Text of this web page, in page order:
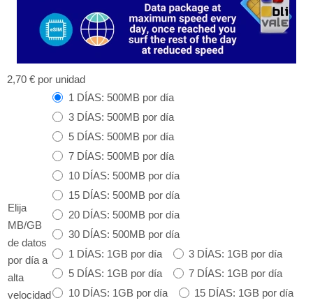
2,70 € por unidad
Elija
MB/GB
de datos
por día a
alta
velocidad
1 DÍAS: 500MB por día
3 DÍAS: 500MB por día
5 DÍAS: 500MB por día
7 DÍAS: 500MB por día
10 DÍAS: 500MB por día
15 DÍAS: 500MB por día
20 DÍAS: 500MB por día
30 DÍAS: 500MB por día
1 DÍAS: 1GB por día
3 DÍAS: 1GB por día
5 DÍAS: 1GB por día
7 DÍAS: 1GB por día
10 DÍAS: 1GB por día
15 DÍAS: 1GB por día